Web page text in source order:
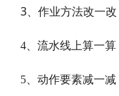
3 、作业方法改一改
4、流水线上算一算
5、动作要素减一减